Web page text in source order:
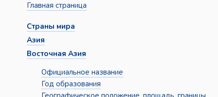
Главная страница
Страны мира
Азия
Восточная Азия
Официальное название
Год образования